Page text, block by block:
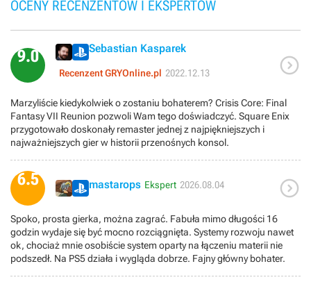
OCENY RECENZENTÓW I EKSPERTÓW
9.0 Sebastian Kasparek
Recenzent GRYOnline.pl 2022.12.13 
Marzyliście kiedykolwiek o zostaniu bohaterem? Crisis Core: Final
Fantasy VII Reunion pozwoli Wam tego doświadczyć. Square Enix
przygotowało doskonały remaster jednej z najpiękniejszych i
najważniejszych gier w historii przenośnych konsol.
6.5 mastarops Ekspert 2026.08.04 
Spoko, prosta gierka, można zagrać. Fabuła mimo długości 16
godzin wydaje się być mocno rozciągnięta. Systemy rozwoju nawet
ok, chociaż mnie osobiście system oparty na łączeniu materii nie
podszedł. Na PS5 działa i wygląda dobrze. Fajny główny bohater.